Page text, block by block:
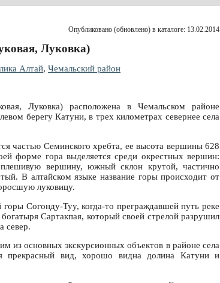
Опубликовано (обновлено) в каталоге: 13.02.2014
Луковка)
Алтай, Чемальский район
Луковка) расположена в Чемальском районе
берегу Катуни, в трех километрах севернее села
частью Семинского хребта, ее высота вершины 628
форме гора выделяется среди окрестных вершин:
вершину, южный склон крутой, частично
В алтайском языке название горы происходит от
луковицу.
Согонду-Туу, когда-то преграждавшей путь реке
Сартакпая, который своей стрелой разрушил
север.
из основных экскурсионных объектов в районе села
прекрасный вид, хорошо видна долина Катуни и